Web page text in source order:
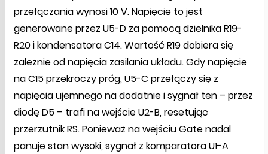
przełączania wynosi 10 V. Napięcie to jest
generowane przez U5-D za pomocą dzielnika R19-
R20 i kondensatora C14. Wartość R19 dobiera się
zależnie od napięcia zasilania układu. Gdy napięcie
na C15 przekroczy próg, U5-C przełączy się z
napięcia ujemnego na dodatnie i sygnał ten – przez
diodę D5 – trafi na wejście U2-B, resetując
przerzutnik RS. Ponieważ na wejściu Gate nadal
panuje stan wysoki, sygnał z komparatora U1-A